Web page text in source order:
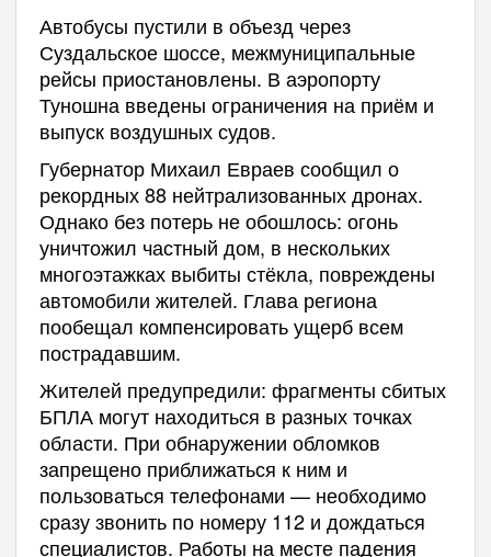
Автобусы пустили в объезд через
Суздальское шоссе, межмуниципальные
рейсы приостановлены. В аэропорту
Туношна введены ограничения на приём и
выпуск воздушных судов.
Губернатор Михаил Евраев сообщил о
рекордных 88 нейтрализованных дронах.
Однако без потерь не обошлось: огонь
уничтожил частный дом, в нескольких
многоэтажках выбиты стёкла, повреждены
автомобили жителей. Глава региона
пообещал компенсировать ущерб всем
пострадавшим.
Жителей предупредили: фрагменты сбитых
БПЛА могут находиться в разных точках
области. При обнаружении обломков
запрещено приближаться к ним и
пользоваться телефонами — необходимо
сразу звонить по номеру 112 и дождаться
специалистов. Работы на месте падения